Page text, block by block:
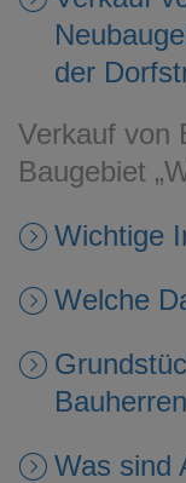
der
Verkauf von
Baugebiet
Wichtige
Welche
Bauherren
Was sind